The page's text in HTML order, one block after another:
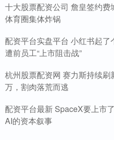
十大股票配资公司 詹皇签约
体育圈集体炸锅
配资平台实盘平台 小红书起
遭前员工“上市阻击战”
杭州股票配资网 赛力斯持续
万，割肉落荒而逃
配资平台最新 SpaceX要上市
AI的资本叙事